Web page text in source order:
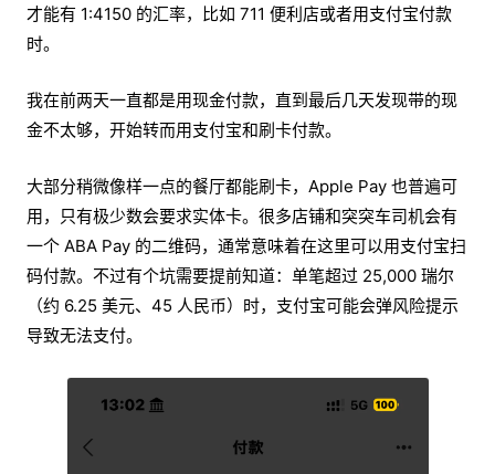
才能有 1:4150 的汇率，比如 711 便利店或者用支付宝付款
时。
我在前两天一直都是用现金付款，直到最后几天发现带的现
金不太够，开始转而用支付宝和刷卡付款。
大部分稍微像样一点的餐厅都能刷卡，Apple Pay 也普遍可
用，只有极少数会要求实体卡。很多店铺和突突车司机会有
一个 ABA Pay 的二维码，通常意味着在这里可以用支付宝扫
码付款。不过有个坑需要提前知道：单笔超过 25,000 瑞尔
（约 6.25 美元、45 人民币）时，支付宝可能会弹风险提示
导致无法支付。